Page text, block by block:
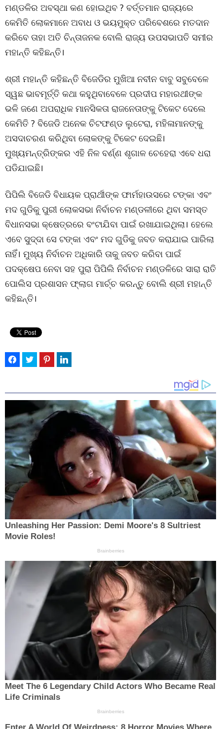
ମଣ୍ଡଳିର ଅବସ୍ଥା କଣ ହୋଇଥିବ ? ବର୍ତ୍ତମାନ ରାଜ୍ୟରେ
କେମିତି ଲୋକମାନେ ଅବାଧ ଓ ଭୟମୁକ୍ତ ପରିବେଶରେ ମତଦାନ
କରିବେ ତାହା ଅତି ଚିନ୍ତାଜନକ ବୋଲି ରାଜ୍ୟ ଉପସଭାପତି ସମୀର
ମହାନ୍ତି କହିଛନ୍ତି।
ଶ୍ରୀ ମହାନ୍ତି କହିଛନ୍ତି ବିଜେଡିର ମୁଖିଆ ନବୀନ ବାବୁ ସବୁବେଳେ
ସ୍ୱଛ ଭାବମୂର୍ତ୍ତି କଥା କହୁଥିବାବେଳେ ପ୍ରଦୀପ ମହାରଥୀଙ୍କ
ଭଳି ଜଣେ ଅପରାଧିକ ମାନସିକତା ରାଜନେତାଙ୍କୁ ଟିକେଟ ଦେଲେ
କେମିତି ? ବିଜେଡି ଅନେକ ଚିଟଫଣ୍ଡ ଲୁଟେରା, ମହିଳାମାନଙ୍କୁ
ଅସଦାଚରଣ କରିଥିବା ଲୋକଙ୍କୁ ଟିକେଟ ଦେଇଛି।
ମୁଖ୍ୟମନ୍ତ୍ରିଙ୍କର ଏହି ନିଳ ବର୍ଣ୍ଣ ଶୃଗାଳ ଚେହେରା ଏବେ ଧରା
ପଡିଯାଇଛି।
ପିପିଲି ବିଜେଡି ବିଧାୟକ ପ୍ରାର୍ଥୀଙ୍କ ଫାର୍ମହାଉସରେ ଟଙ୍କା ଏବଂ
ମଦ ଗୁଡିକୁ ପୁରୀ ଲୋକସଭା ନିର୍ବାଚନ ମଣ୍ଡଳୀରେ ଥିବା ସମସ୍ତ
ବିଧାନସଭା କ୍ଷେତ୍ରରେ ବଂଟାଯିବା ପାଇଁ ରଖାଯାଇଥିଲା। ହେଲେ
ଏବେ ସୁଦ୍ଦା ସେ ଟଙ୍କା ଏବଂ ମଦ ଗୁଡିକୁ ଜବତ କରାଯାଇ ପାରିଲା
ନାହିଁ। ମୁଖ୍ୟ ନିର୍ବାଚନ ଅଧିକାରି ତାକୁ ଜବତ କରିବା ପାଇଁ
ପଦକ୍ଷେପ ନେବା ସହ ପୁରା ପିପିଲି ନିର୍ବାଚନ ମଣ୍ଡଳିରେ ସାରା ରାତି
ପୋଲିସ ପ୍ରଶାସନ ଫ୍ଲାଗ ମାର୍ଚ୍ଚ କରନ୍ତୁ ବୋଲି ଶ୍ରୀ ମହାନ୍ତି
କହିଛନ୍ତି।